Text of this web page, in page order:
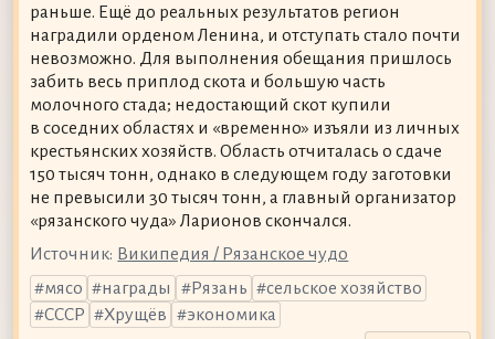
раньше. Ещё до реальных результатов регион
наградили орденом Ленина, и отступать стало почти
невозможно. Для выполнения обещания пришлось
забить весь приплод скота и большую часть
молочного стада; недостающий скот купили
в соседних областях и «временно» изъяли из личных
крестьянских хозяйств. Область отчиталась о сдаче
150 тысяч тонн, однако в следующем году заготовки
не превысили 30 тысяч тонн, а главный организатор
«рязанского чуда» Ларионов скончался.
Источник: Википедия / Рязанское чудо
мясо
награды Рязань
сельское хозяйство
СССР
Хрущёв экономика